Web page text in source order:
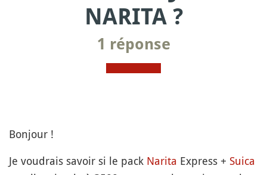
NARITA ?
1 réponse
Bonjour !
Je voudrais savoir si le pack Narita Express + Suica